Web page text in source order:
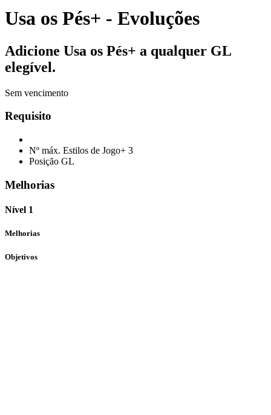
Usa os Pés+ - Evoluções
Adicione Usa os Pés+ a qualquer GL
elegível.
Sem vencimento
Requisito
Nº máx. Estilos de Jogo+ 3
Posição GL
Melhorias
Nível 1
Melhorias
Objetivos